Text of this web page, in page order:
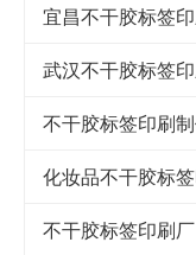
宜昌不干胶标签
武汉不干胶标签
不干胶标签印刷
化妆品不干胶标
不干胶标签印刷厂